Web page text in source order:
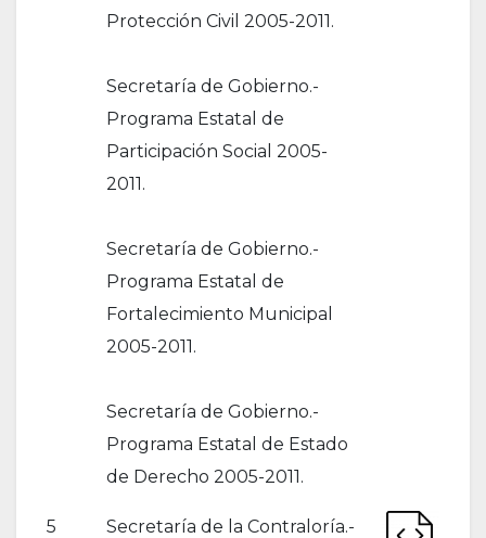
Protección Civil 2005-2011.
Secretaría de Gobierno.-
Programa Estatal de
Participación Social 2005-
2011.
Secretaría de Gobierno.-
Programa Estatal de
Fortalecimiento Municipal
2005-2011.
Secretaría de Gobierno.-
Programa Estatal de Estado
de Derecho 2005-2011.
5
Secretaría de la Contraloría.-